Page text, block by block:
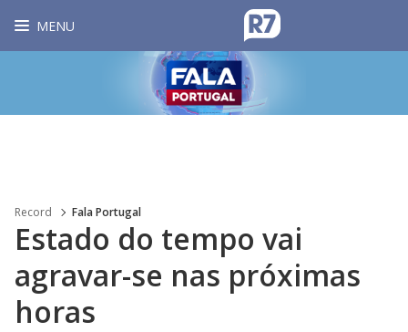
MENU
Record Fala Portugal
Estado do tempo vai
agravar-se nas próximas
horas